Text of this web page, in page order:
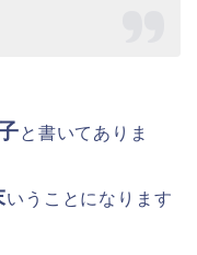
と書いてありま
いうことになります